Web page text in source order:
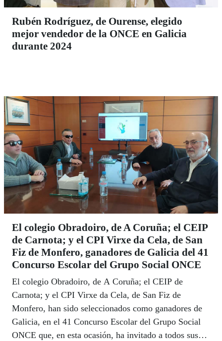
Rubén Rodríguez, de Ourense, elegido
mejor vendedor de la ONCE en Galicia
durante 2024
El colegio Obradoiro, de A Coruña; el CEIP
de Carnota; y el CPI Virxe da Cela, de San
Fiz de Monfero, ganadores de Galicia del 41
Concurso Escolar del Grupo Social ONCE
El colegio Obradoiro, de A Coruña; el CEIP de
Carnota; y el CPI Virxe da Cela, de San Fiz de
Monfero, han sido seleccionados como ganadores de
Galicia, en el 41 Concurso Escolar del Grupo Social
ONCE que, en esta ocasión, ha invitado a todos sus